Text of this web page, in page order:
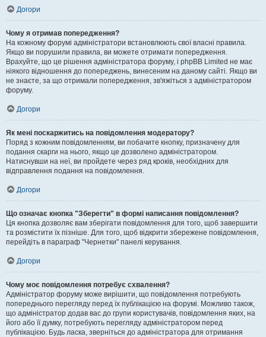
Догори
Чому я отримав попередження?
На кожному форумі адміністратори встановлюють свої власні правила.
Якщо ви порушили правила, ви можете отримати попередження.
Врахуйте, що це рішення адміністратора форуму, і phpBB Limited не має
ніякого відношення до попереджень, винесеним на даному сайті. Якщо ви
не знаєте, за що отримали попередження, зв'яжіться з адміністратором
форуму.
Догори
Як мені поскаржитись на повідомлення модератору?
Поряд з кожним повідомленням, ви побачите кнопку, призначену для
подання скарги на нього, якщо це дозволено адміністратором.
Натиснувши на неї, ви пройдете через ряд кроків, необхідних для
відправлення подання на повідомлення.
Догори
Що означає кнопка "Зберегти" в формі написання повідомлення?
Ця кнопка дозволяє вам зберігати повідомлення для того, щоб завершити
та розмістити їх пізніше. Для того, щоб відкрити збережене повідомлення,
перейдіть в параграф "Чернетки" панелі керування.
Догори
Чому моє повідомлення потребує схвалення?
Адміністратор форуму може вирішити, що повідомлення потребують
попереднього перегляду перед їх публікацією на форумі. Можливо також,
що адміністратор додав вас до групи користувачів, повідомлення яких, на
його або її думку, потребують перегляду адміністратором перед
публікацією. Будь ласка, зверніться до адміністратора для отримання